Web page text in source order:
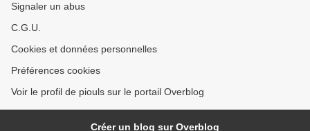
Signaler un abus
C.G.U.
Cookies et données personnelles
Préférences cookies
Voir le profil de piouls sur le portail Overblog
Créer un blog sur Overblog